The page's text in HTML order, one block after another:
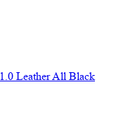
Leather All Black